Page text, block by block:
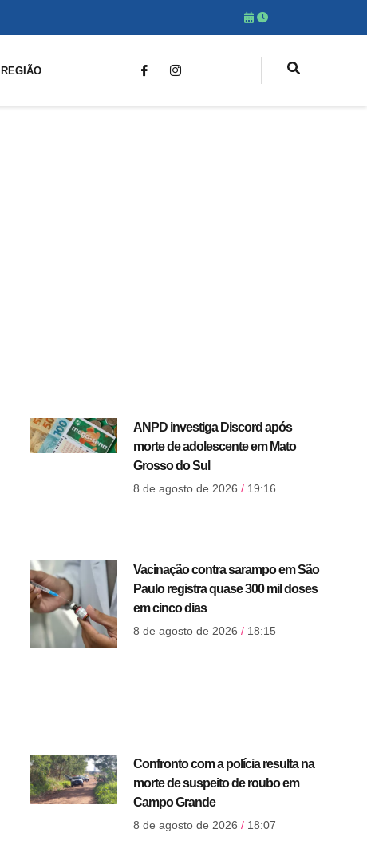
REGIÃO
ANPD investiga Discord após
morte de adolescente em Mato
Grosso do Sul
8 de agosto de 2026 19:16
Vacinação contra sarampo em São
Paulo registra quase 300 mil doses
em cinco dias
8 de agosto de 2026 18:15
Confronto com a polícia resulta na
morte de suspeito de roubo em
Campo Grande
8 de agosto de 2026 18:07